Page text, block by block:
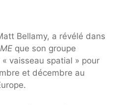
Bellamy, a révélé dans
que son groupe
vaisseau spatial » pour
et décembre au